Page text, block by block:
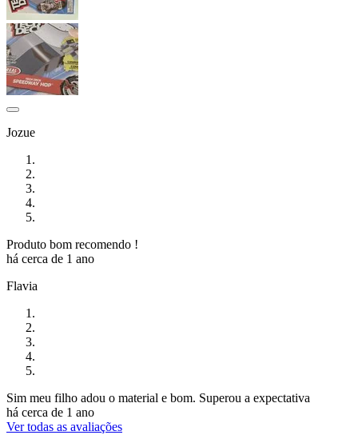
Jozue
Produto bom recomendo !
há cerca de 1 ano
Flavia
Sim meu filho adou o material e bom. Superou a expectativa
há cerca de 1 ano
Ver todas as avaliações